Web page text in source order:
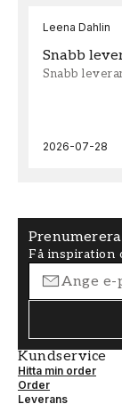
Leena Dahlin
Snabb
Snabb
2026-07-28
Få inspiration
Kundservice
Hitta min order
Order
Leverans